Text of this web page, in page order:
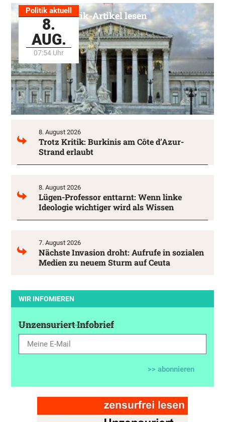
Politik aktuell
8.
AUG.
07:54 Uhr
Alle Politik-Artikel lesen
8. August 2026
Trotz Kritik: Burkinis am Côte d’Azur-
Strand erlaubt
8. August 2026
Lügen-Professor enttarnt: Wenn linke
Ideologie wichtiger wird als Wissen
7. August 2026
Nächste Invasion droht: Aufrufe in sozialen
Medien zu neuem Sturm auf Ceuta
WIR INFOMIEREN
Unzensuriert Infobrief
>> abonnieren